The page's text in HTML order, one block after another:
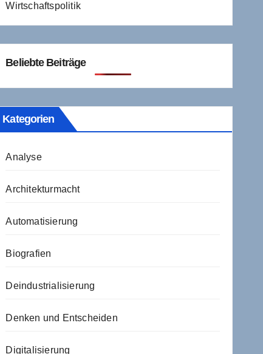
Wirtschaftspolitik
Beliebte Beiträge
Kategorien
Analyse
Architekturmacht
Automatisierung
Biografien
Deindustrialisierung
Denken und Entscheiden
Digitalisierung